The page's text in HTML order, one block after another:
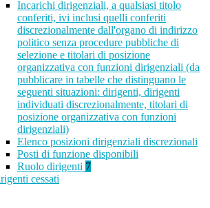
Incarichi dirigenziali, a qualsiasi titolo
conferiti, ivi inclusi quelli conferiti
discrezionalmente dall'organo di indirizzo
politico senza procedure pubbliche di
selezione e titolari di posizione
organizzativa con funzioni dirigenziali (da
pubblicare in tabelle che distinguano le
seguenti situazioni: dirigenti, dirigenti
individuati discrezionalmente, titolari di
posizione organizzativa con funzioni
dirigenziali)
Elenco posizioni dirigenziali discrezionali
Posti di funzione disponibili
Ruolo dirigenti 7
cessati